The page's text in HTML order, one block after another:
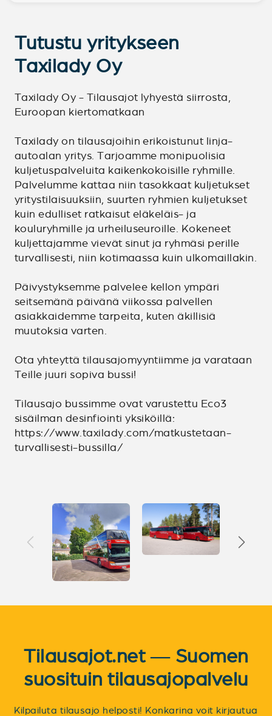
Tutustu yritykseen
Taxilady Oy
Taxilady Oy - Tilausajot lyhyestä siirrosta,
Euroopan kiertomatkaan
Taxilady on tilausajoihin erikoistunut linja-
autoalan yritys. Tarjoamme monipuolisia
kuljetuspalveluita kaikenkokoisille ryhmille.
Palvelumme kattaa niin tasokkaat kuljetukset
yritystilaisuuksiin, suurten ryhmien kuljetukset
kuin edulliset ratkaisut eläkeläis- ja
kouluryhmille ja urheiluseuroille. Kokeneet
kuljettajamme vievät sinut ja ryhmäsi perille
turvallisesti, niin kotimaassa kuin ulkomaillakin.
Päivystyksemme palvelee kellon ympäri
seitsemänä päivänä viikossa palvellen
asiakkaidemme tarpeita, kuten äkillisiä
muutoksia varten.
Ota yhteyttä tilausajomyyntiimme ja varataan
Teille juuri sopiva bussi!
Tilausajo bussimme ovat varustettu Eco3
sisäilman desinfiointi yksiköillä:
https://www.taxilady.com/matkustetaan-
turvallisesti-bussilla/
Tilausajot.net — Suomen
suosituin tilausajopalvelu
Kilpailuta tilausajo helposti! Konkarina voit kirjautua